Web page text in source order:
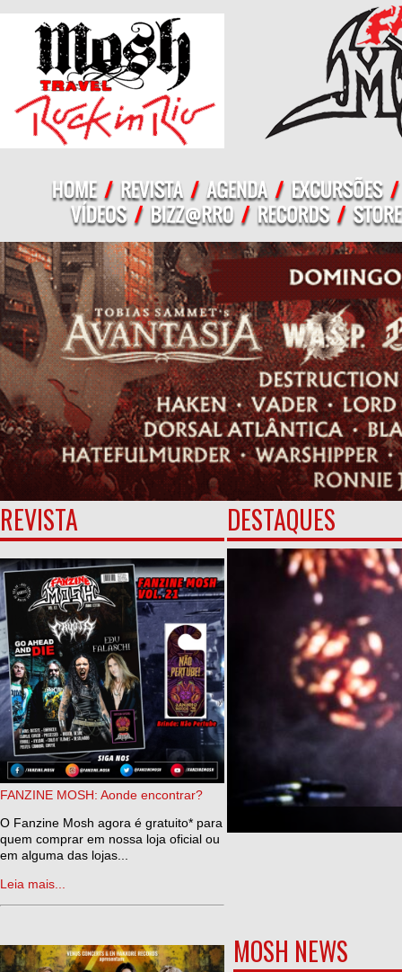
REVISTA
FANZINE MOSH: Aonde encontrar?
O Fanzine Mosh agora é gratuito* para
quem comprar em nossa loja oficial ou
em alguma das lojas...
Leia mais...
DESTAQUES
MOSH NEWS